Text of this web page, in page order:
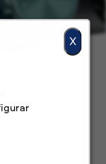
X
sino una